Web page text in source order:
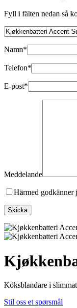
Fyll i fälten nedan så
Namn*
Telefon*
E-post*
Meddelande
Härmed godkänner
Köksblandare i
Stil oss et spørsmål